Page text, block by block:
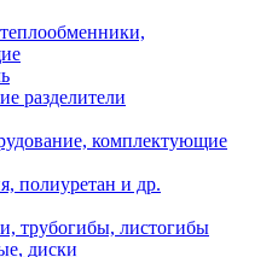
разделители
комплектующие
полиуретан и др.
трубогибы, листогибы
диски